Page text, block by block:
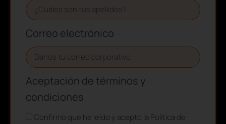
Correo electrónico
Aceptación de términos y
condiciones
Confirmo que he leído y acepto la Política de